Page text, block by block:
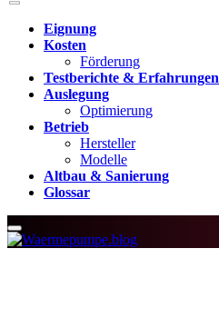
Eignung
Kosten
Förderung
Testberichte & Erfahrungen
Auslegung
Optimierung
Betrieb
Hersteller
Modelle
Altbau & Sanierung
Glossar